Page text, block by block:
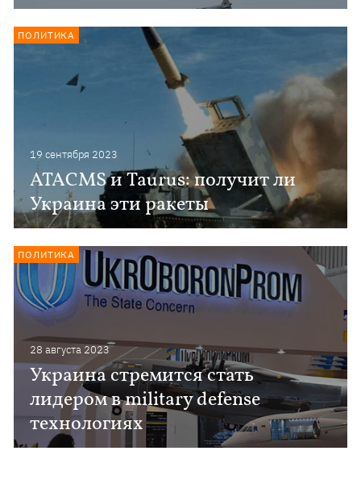
19 сентября 2023
ATACMS и Taurus: получит ли
Украина эти ракеты
ПОЛИТИКА
28 августа 2023
Украина стремится стать
лидером в military defense
технологиях
ПОЛИТИКА